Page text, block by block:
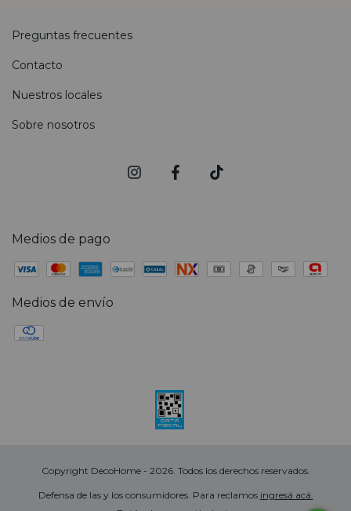
Preguntas frecuentes
Contacto
Nuestros locales
Sobre nosotros
Medios de pago
Medios de envío
Copyright DecoHome - 2026. Todos los derechos reservados.
Defensa de las y los consumidores. Para reclamos ingresá acá.